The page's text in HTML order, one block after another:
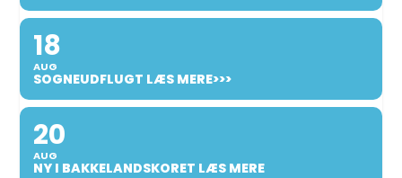
18
AUG
SOGNEUDFLUGT LÆS MERE>>>
20
AUG
NY I BAKKELANDSKORET LÆS MERE